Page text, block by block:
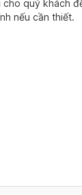
quý khách
nếu cần thiết.